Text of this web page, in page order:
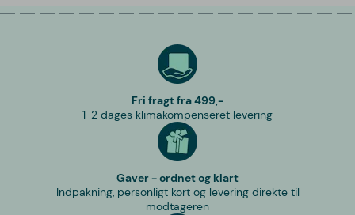
Fri fragt fra 499,-
1-2 dages klimakompenseret levering
Gaver - ordnet og klart
Indpakning, personligt kort og levering direkte til
modtageren